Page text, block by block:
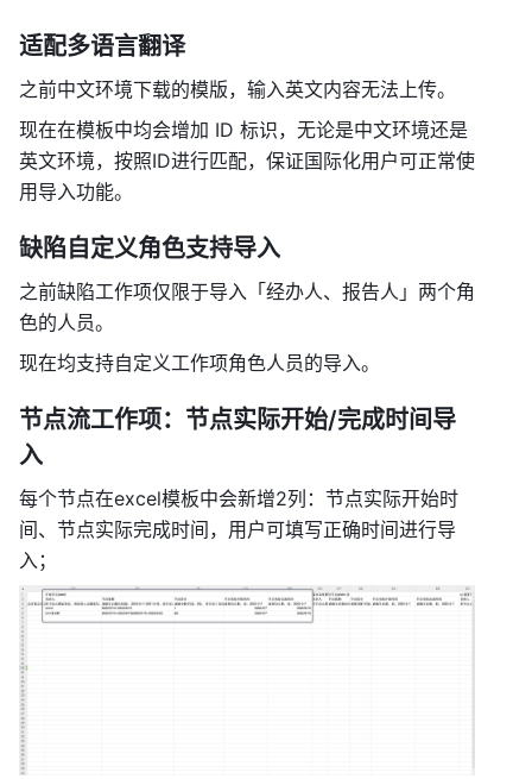
适配多语言翻译
之前中文环境下载的模版，输入英文内容无法上传。
现在在模板中均会增加 ID 标识，无论是中文环境还是
英文环境，按照ID进行匹配，保证国际化用户可正常使
用导入功能。
缺陷自定义角色支持导入
之前缺陷工作项仅限于导入「经办人、报告人」两个角
色的人员。
现在均支持自定义工作项角色人员的导入。
节点流工作项：节点实际开始/完成时间导
入
每个节点在excel模板中会新增2列：节点实际开始时
间、节点实际完成时间，用户可填写正确时间进行导
入；